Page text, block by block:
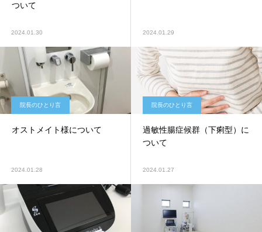
ついて
2024.01.30 2024.01.29
院長のひとり言
オストメイト様について
2024.01.28
院長のひとり言
過敏性腸症候群（下痢型）に
ついて
2024.01.27